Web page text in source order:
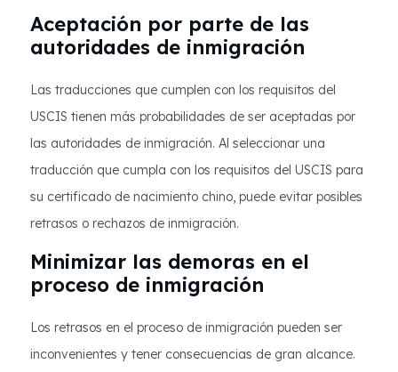
Aceptación por parte de las
autoridades de inmigración
Las traducciones que cumplen con los requisitos del
USCIS tienen más probabilidades de ser aceptadas por
las autoridades de inmigración. Al seleccionar una
traducción que cumpla con los requisitos del USCIS para
su certificado de nacimiento chino, puede evitar posibles
retrasos o rechazos de inmigración.
Minimizar las demoras en el
proceso de inmigración
Los retrasos en el proceso de inmigración pueden ser
inconvenientes y tener consecuencias de gran alcance.